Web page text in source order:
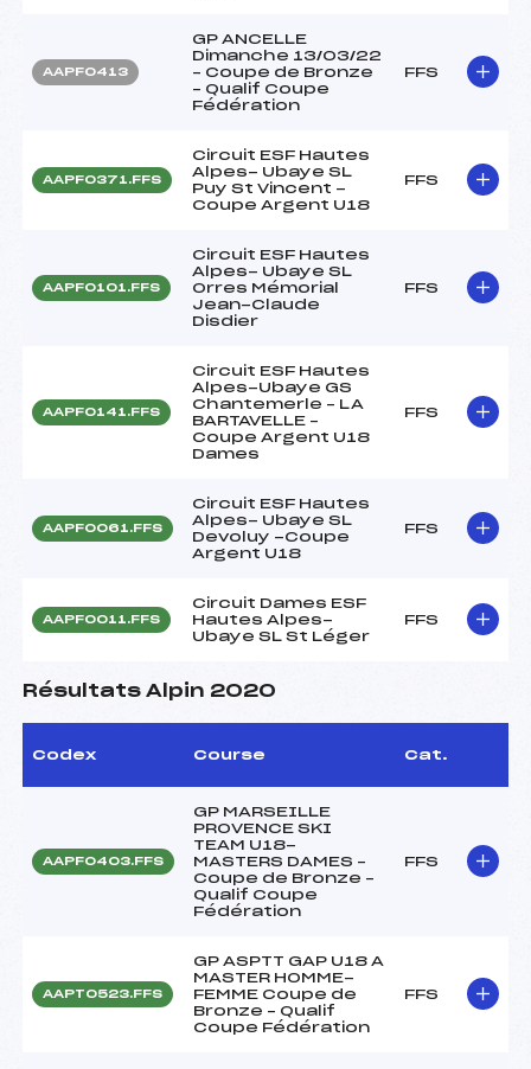
AAPF0413
GP ANCELLE
Dimanche 13/03/22
– Coupe de Bronze
– Qualif Coupe
Fédération
FFS
AAPF0371.FFS
Circuit ESF Hautes
Alpes- Ubaye SL
Puy St Vincent -
Coupe Argent U18
FFS
AAPF0101.FFS
Circuit ESF Hautes
Alpes- Ubaye SL
Orres Mémorial
Jean-Claude
Disdier
FFS
AAPF0141.FFS
Circuit ESF Hautes
Alpes-Ubaye GS
Chantemerle – LA
BARTAVELLE –
Coupe Argent U18
Dames
FFS
AAPF0061.FFS
Circuit ESF Hautes
Alpes- Ubaye SL
Devoluy -Coupe
Argent U18
FFS
AAPF0011.FFS
Circuit Dames ESF
Hautes Alpes-
Ubaye SL St Léger
FFS
Résultats Alpin 2020
Codex Course Cat.
AAPF0403.FFS
GP MARSEILLE
PROVENCE SKI
TEAM U18-
MASTERS DAMES –
Coupe de Bronze –
Qualif Coupe
Fédération
FFS
AAPT0523.FFS
GP ASPTT GAP U18 A
MASTER HOMME-
FEMME Coupe de
Bronze – Qualif
Coupe Fédération
FFS